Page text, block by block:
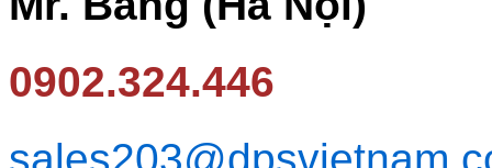
0902.324.446